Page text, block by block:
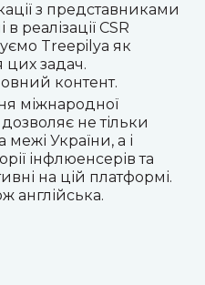
з представниками
реалізації CSR
Treepilya як
цих задач.
контент.
міжнародної
не тільки
України, а і
інфлюенсерів та
на цій платформі.
англійська.